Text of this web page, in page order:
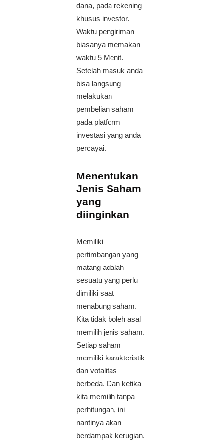
dana, pada rekening
khusus investor.
Waktu pengiriman
biasanya memakan
waktu 5 Menit.
Setelah masuk anda
bisa langsung
melakukan
pembelian saham
pada platform
investasi yang anda
percayai.
Menentukan
Jenis Saham
yang
diinginkan
Memiliki
pertimbangan yang
matang adalah
sesuatu yang perlu
dimiliki saat
menabung saham.
Kita tidak boleh asal
memilih jenis saham.
Setiap saham
memiliki karakteristik
dan votalitas
berbeda. Dan ketika
kita memilih tanpa
perhitungan, ini
nantinya akan
berdampak kerugian.